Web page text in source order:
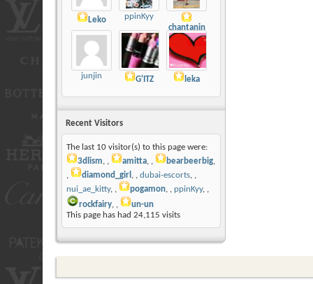
Leko
ppinKyy
chantanin
junjin G'ITZ leka
Recent Visitors
The last 10 visitor(s) to this page were:
3dlism, amitta, bearbeerbig,
diamond_girl , dubai-escorts,
nui_ae_kitty, pogamon, ppinKyy,
rockfairy,
un-un
This page has had 24,115 visits